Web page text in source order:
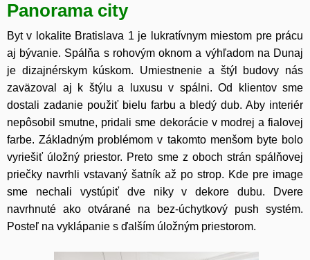
Panorama city
Byt v lokalite Bratislava 1 je lukratívnym miestom pre prácu
aj bývanie. Spálňa s rohovým oknom a výhľadom na Dunaj
je dizajnérskym kúskom. Umiestnenie a štýl budovy nás
zaväzoval aj k štýlu a luxusu v spálni. Od klientov sme
dostali zadanie použiť bielu farbu a bledý dub. Aby interiér
nepôsobil smutne, pridali sme dekorácie v modrej a fialovej
farbe. Základným problémom v takomto menšom byte bolo
vyriešiť úložný priestor. Preto sme z oboch strán spálňovej
priečky navrhli vstavaný šatník až po strop. Kde pre image
sme nechali vystúpiť dve niky v dekore dubu. Dvere
navrhnuté ako otvárané na bez-úchytkový push systém.
Posteľ na vyklápanie s ďalším úložným priestorom.